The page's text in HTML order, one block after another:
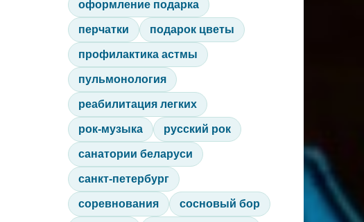
оформление подарка
перчатки подарок цветы
профилактика астмы
пульмонология
реабилитация легких
рок-музыка русский рок
санатории беларуси
санкт-петербург
соревнования сосновый бор